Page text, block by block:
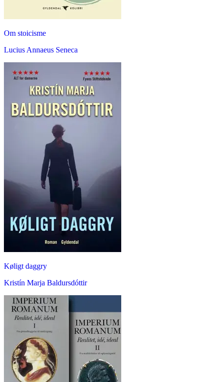
Om stoicisme
Lucius Annaeus Seneca
Køligt daggry
Kristín Marja Baldursdóttir